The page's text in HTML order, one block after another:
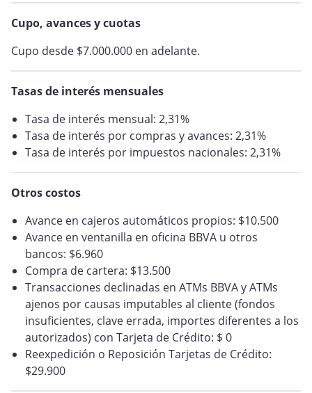
Cupo, avances y cuotas
Cupo desde $7.000.000 en adelante.
Tasas de interés mensuales
Tasa de interés mensual: 2,31%
Tasa de interés por compras y avances: 2,31%
Tasa de interés por impuestos nacionales: 2,31%
Otros costos
Avance en cajeros automáticos propios: $10.500
Avance en ventanilla en oficina BBVA u otros
bancos: $6.960
Compra de cartera: $13.500
Transacciones declinadas en ATMs BBVA y ATMs
ajenos por causas imputables al cliente (fondos
insuficientes, clave errada, importes diferentes a los
autorizados) con Tarjeta de Crédito: $ 0
Reexpedición o Reposición Tarjetas de Crédito:
$29.900